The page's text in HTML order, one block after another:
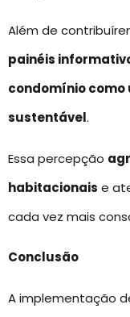
Além de
painéis
condomínio como
sustentável.
Essa percepção
habitacionais e
cada vez mais
Conclusão
A implementação